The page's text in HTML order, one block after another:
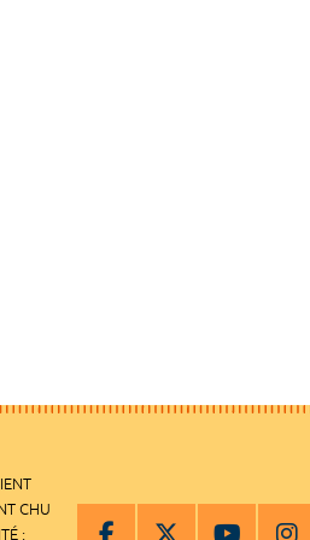
CHU
: